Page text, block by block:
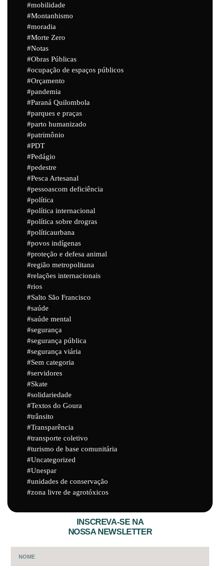
mobilidade
Montanhismo
moradia
Morte Zero
Notas
Obras Públicas
ocupação de espaços públicos
Orçamento
pandemia
Paraná Quilombola
parques e praças
parto humanizado
patrimônio
PDT
Pedágio
pedestre
Pesca Artesanal
pessoascom deficiência
política
política internacional
política sobre drogras
políticaurbana
povos indígenas
proteção e defesa animal
região metropolitana
relações internacionais
rios
Salto São Francisco
saúde
saúde mental
segurança
segurança pública
segurança viária
Sem categoria
servidores
Skate
solidariedade
Textos do Goura
trânsito
Transparência
transporte coletivo
turismo de base comunitária
Uncategorized
Unespar
unidades de conservação
zona livre de agrotóxicos
INSCREVA-SE NA
NOSSA NEWSLETTER